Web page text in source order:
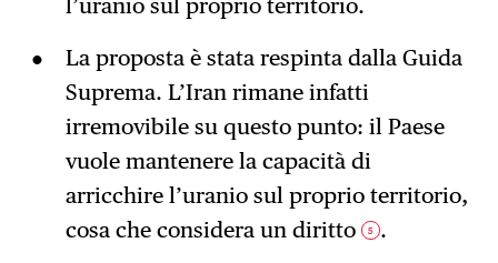
l’uranio sul proprio territorio.
La proposta è stata respinta dalla Guida
Suprema. L’Iran rimane infatti
irremovibile su questo punto: il Paese
vuole mantenere la capacità di
arricchire l’uranio sul proprio territorio,
cosa che considera un diritto
5 .